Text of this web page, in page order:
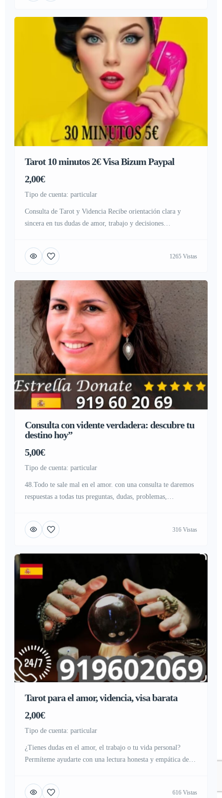
seguro/tarot real/ tarot gratis/ Videntes gratis/ tarotistas […]
Tarot 10 minutos 2€ Visa Bizum Paypal
2,00€
tipo de cuenta: particular
Consulta de Tarot y Videncia Recibe orientación clara y
sincera en tus dudas de amor, trabajo y decisiones
o Bizum Tarifas cerradas: 10 minutos → 2 € 30 minutos → 5
€ 60 minutos → 10 € Servicios disponibles: Tarot
1265 Vistas
Consulta con vidente verdadera: descubre tu
destino hoy”
5,00€
tipo de cuenta: particular
48.Todo te sale mal en el amor. con una consulta te daremos
respuestas a todas tus preguntas, dudas, problemas,
para que encuentres la felicidad que tanto te mereces, con un
llamado al tarot barato puedo ayudarte y darte la solución al :
316 Vistas
Tarot para el amor, videncia, visa barata
2,00€
tipo de cuenta: particular
¿Tienes dudas en el amor, el trabajo o tu vida personal?
Permíteme ayudarte con una lectura honesta y empática de
cita hoy! https://tarotvidenciamedium.es
616 Vistas